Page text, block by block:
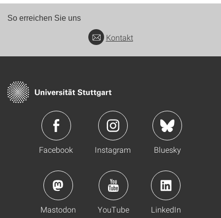
So erreichen Sie uns
Kontakt
Facebook Instagram Bluesky
Mastodon YouTube LinkedIn